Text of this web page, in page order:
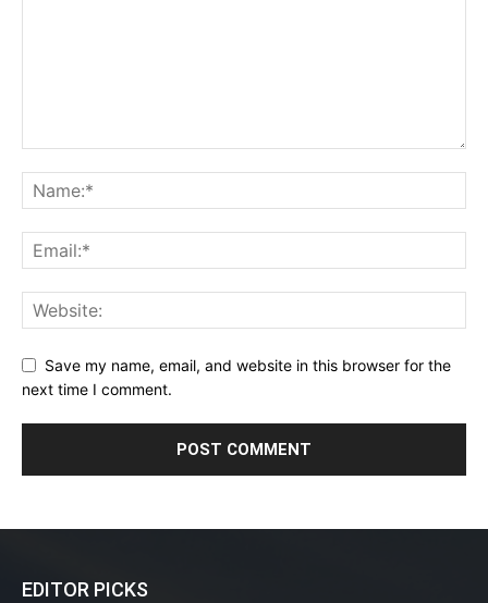
Save my name, email, and website in this browser for the
next time I comment.
EDITOR PICKS